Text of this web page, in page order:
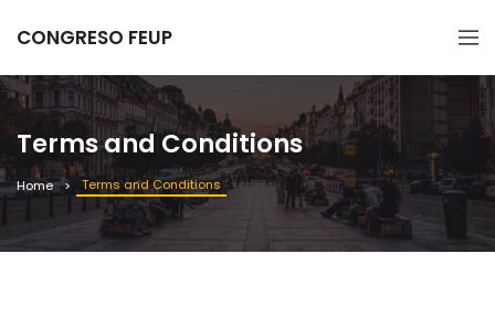
CONGRESO FEUP
Terms and Conditions
Home Terms and Conditions